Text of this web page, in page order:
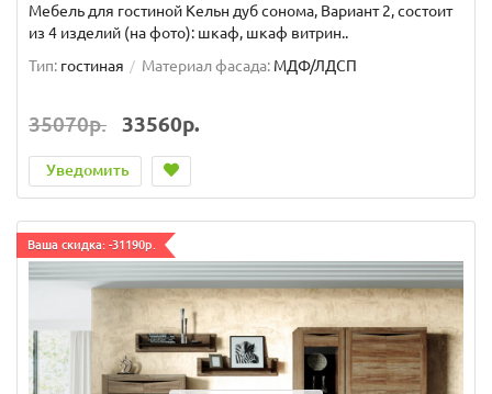
Мебель для гостиной Кельн дуб сонома, Вариант 2, состоит
из 4 изделий (на фото): шкаф, шкаф витрин..
Тип: гостиная Материал фасада: МДФ/ЛДСП
35070р. 33560р.
Уведомить
Ваша скидка: -31190р.